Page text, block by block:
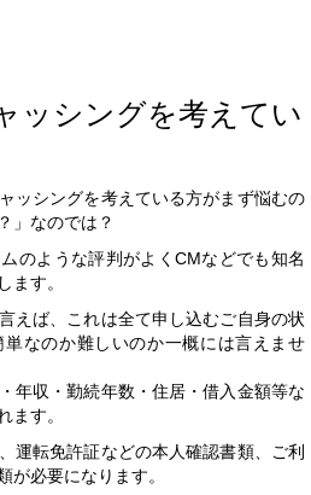
ッシングを考えてい
ッシングを考えている方がまず悩むの
」なのでは？
のような評判がよくCMなどでも知名
ます。
えば、これは全て申し込むご自身の状
なのか難しいのか一概には言えませ
年収・勤続年数・住居・借入金額等な
ます。
運転免許証などの本人確認書類、ご利
が必要になります。